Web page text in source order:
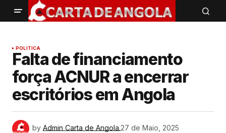
POLITICA
Falta de financiamento
força ACNUR a encerrar
escritórios em Angola
by Admin Carta de Angola.27 de Maio, 2025